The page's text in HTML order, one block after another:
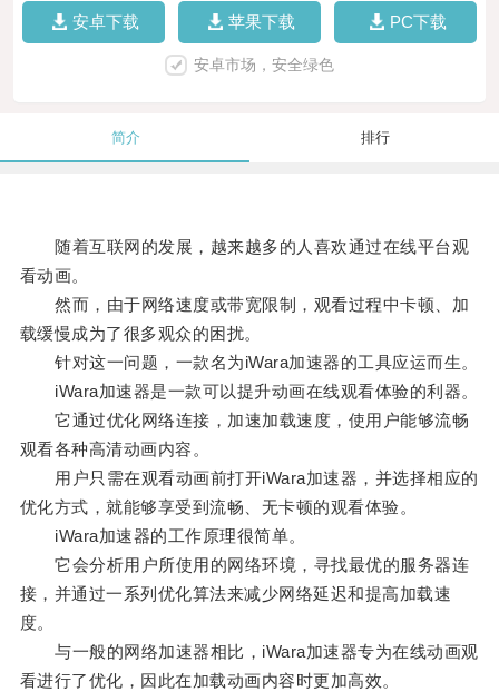
安卓下载 苹果下载 PC下载
安卓市场，安全绿色
简介 排行
随着互联网的发展，越来越多的人喜欢通过在线平台观
看动画。
然而，由于网络速度或带宽限制，观看过程中卡顿、加
载缓慢成为了很多观众的困扰。
针对这一问题，一款名为iWara加速器的工具应运而生。
iWara加速器是一款可以提升动画在线观看体验的利器。
它通过优化网络连接，加速加载速度，使用户能够流畅
观看各种高清动画内容。
用户只需在观看动画前打开iWara加速器，并选择相应的
优化方式，就能够享受到流畅、无卡顿的观看体验。
iWara加速器的工作原理很简单。
它会分析用户所使用的网络环境，寻找最优的服务器连
接，并通过一系列优化算法来减少网络延迟和提高加载速
度。
与一般的网络加速器相比，iWara加速器专为在线动画观
看进行了优化，因此在加载动画内容时更加高效。